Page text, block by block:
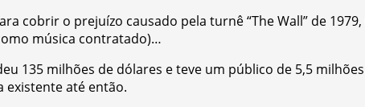
cobrir o prejuízo causado pela turnê “The Wall” de
música contratado)…
135 milhões de dólares e teve um público de 5,5
existente até então.